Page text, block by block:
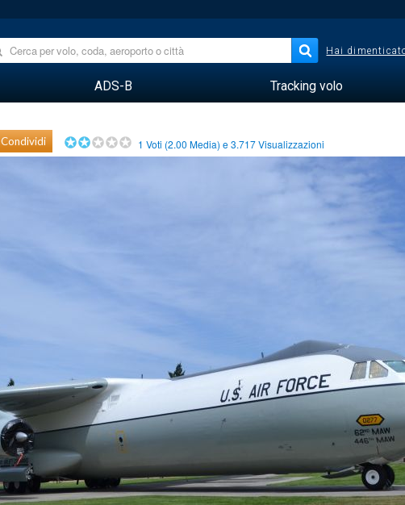
Hai
ADS-B Tracking volo
Condividi 1 Voti (2.00 Media) e3.717Visualizzazioni